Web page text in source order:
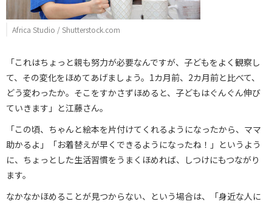
Africa Studio / Shutterstock.com
「これはちょっと親も努力が必要なんですが、子どもをよく観察し
て、その変化をほめてあげましょう。1カ月前、2カ月前と比べて、
どう変わったか。そこをすかさずほめると、子どもはぐんぐん伸び
ていきます」と江藤さん。
「この頃、ちゃんと絵本を片付けてくれるようになったから、ママ
助かるよ」「お着替えが早くできるようになったね！」というよう
に、ちょっとした生活習慣をうまくほめれば、しつけにもつながり
ます。
なかなかほめることが見つからない、という場合は、「身近な人に